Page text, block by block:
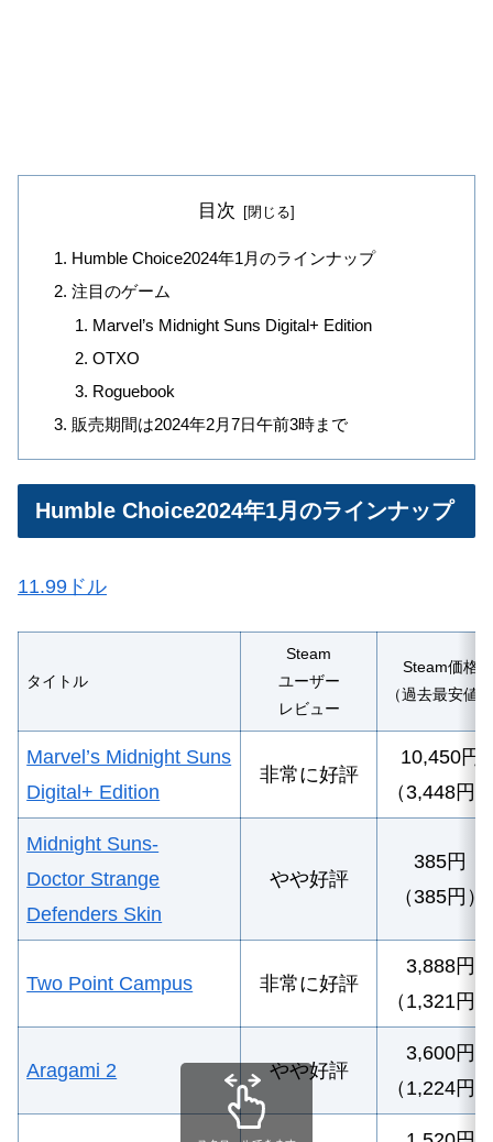
目次
Humble Choice2024年1月のラインナップ
注目のゲーム
Marvel’s Midnight Suns Digital+ Edition
OTXO
Roguebook
販売期間は2024年2月7日午前3時まで
Humble Choice2024年1月のラインナップ
11.99ドル
タイトル
Steam
ユーザー
レビュー
Steam価格
（過去最安値）
Marvel’s Midnight Suns
Digital+ Edition
非常に好評
10,450円
（3,448円
Midnight Suns-
Doctor Strange
Defenders Skin
やや好評
385円
（385円）
Two Point Campus 非常に好評
3,888円
（1,321円
Aragami 2 やや好評
3,600円
（1,224円